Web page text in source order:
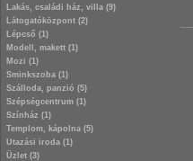
Lakás, családi ház, villa (9)
Látogatóközpont (2)
Lépcső (1)
Modell, makett (1)
Mozi (1)
Sminkszoba (1)
Szálloda, panzió (5)
Szépségcentrum (1)
Színház (1)
Templom, kápolna (5)
Utazási iroda (1)
Üzlet (3)